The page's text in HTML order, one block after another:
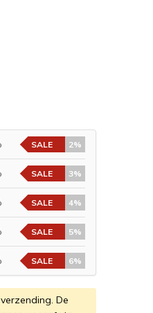
SALE 2%
SALE 3%
SALE 4%
SALE 5%
SALE 6%
De